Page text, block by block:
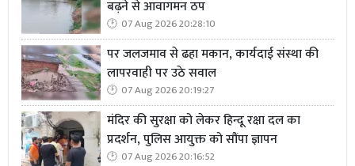
बढ़ने से आवागमन ठप
07 Aug 2026 20:28:10
पर जलजमाव से ढहा मकान, कार्यदाई संस्था की
लापरवाही पर उठे सवाल
07 Aug 2026 20:19:27
मंदिर की सुरक्षा को लेकर हिन्दू रक्षा दल का
प्रदर्शन, पुलिस आयुक्त को सौंपा ज्ञापन
07 Aug 2026 20:16:52